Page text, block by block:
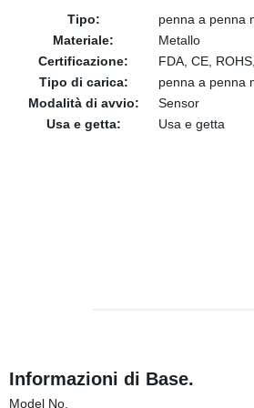
Tipo:
penna a penna
Materiale:
Metallo
Certificazione:
FDA, CE,
Tipo di carica:
penna a penna
Modalità di avvio:
Sensor
Usa e getta:
Usa e getta
Informazioni di Base.
Model No.